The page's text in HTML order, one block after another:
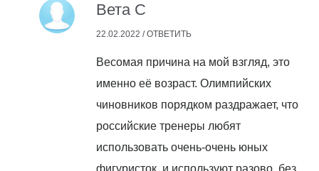
Вета С
22.02.2022 /ОТВЕТИТЬ
Весомая причина на мой взгляд, это
именно её возраст. Олимпийских
чиновников порядком раздражает, что
российские тренеры любят
использовать очень-очень юных